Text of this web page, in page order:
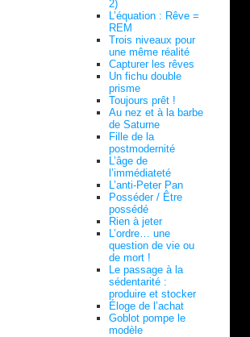
2)
L’équation : Rêve =
REM
Trois niveaux pour
une même réalité
Capturer les rêves
Un fichu double
prisme
Toujours prêt !
Au nez et à la barbe
de Saturne
Fille de la
postmodernité
L’âge de
l’immédiateté
L’anti-Peter Pan
Posséder / Être
possédé
Rien à jeter
L’ordre… une
question de vie ou
de mort !
Le passage à la
sédentarité :
produire et stocker
Éloge de l’achat
Goblot pompe le
modèle